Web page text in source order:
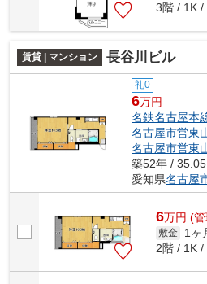
3階 / 1K /
賃貸 | マンション 長谷川ビル
礼0
6万円
名鉄名古屋本
名古屋市営東
名古屋市営東
築52年 / 35.05
愛知県名古屋
6万円 (
敷金 1ヶ
2階 / 1K /